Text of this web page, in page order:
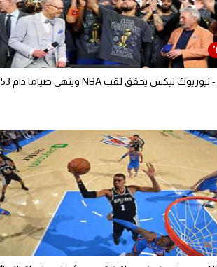
كرة سلة - نيوريوك نيكس يحقق لقب NBA وينهي صياما دام 53